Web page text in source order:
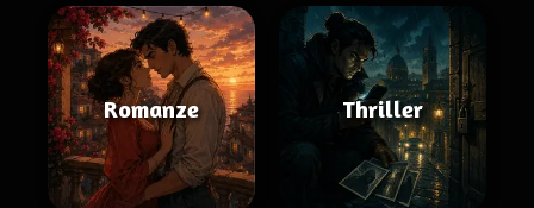
Romanze Thriller